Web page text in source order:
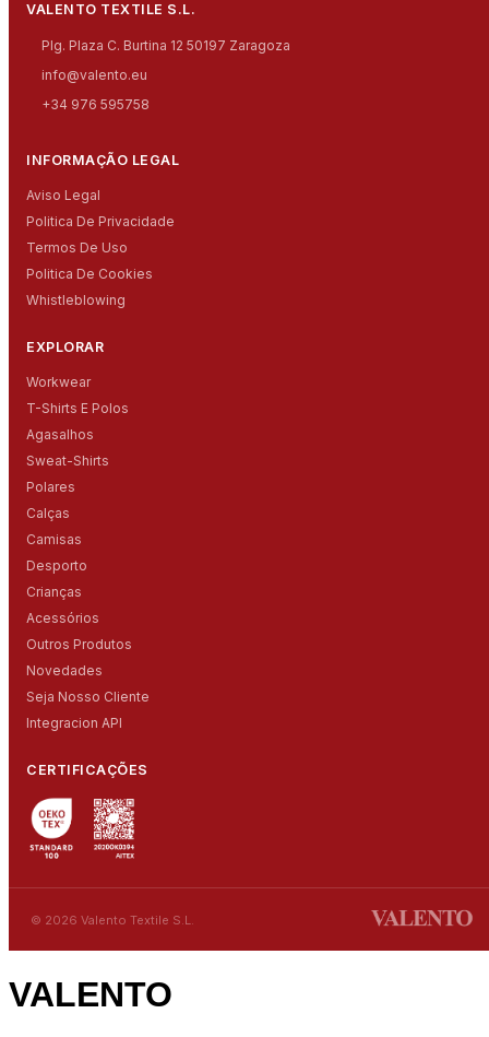
VALENTO TEXTILE S.L.
Plg. Plaza C. Burtina 12 50197 Zaragoza
info@valento.eu
+34 976 595758
INFORMAÇÃO LEGAL
Aviso Legal
Politica De Privacidade
Termos De Uso
Politica De Cookies
Whistleblowing
EXPLORAR
Workwear
T-Shirts E Polos
Agasalhos
Sweat-Shirts
Polares
Calças
Camisas
Desporto
Crianças
Acessórios
Outros Produtos
Novedades
Seja Nosso Cliente
Integracion API
CERTIFICAÇÕES
© 2026 Valento Textile S.L.
VALENTO